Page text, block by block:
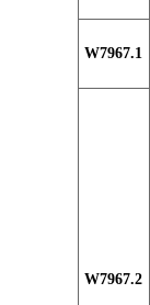
W7967.1
W7967.2